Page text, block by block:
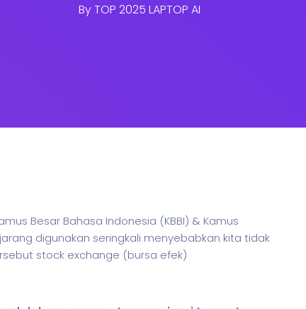
ByTOP 2025 LAPTOP AI
Besar Bahasa Indonesia (KBBI) & Kamus
digunakan seringkali menyebabkan kita tidak
stock exchange (bursa efek)